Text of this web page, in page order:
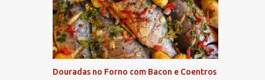
Douradas no Forno com Bacon e Coentros